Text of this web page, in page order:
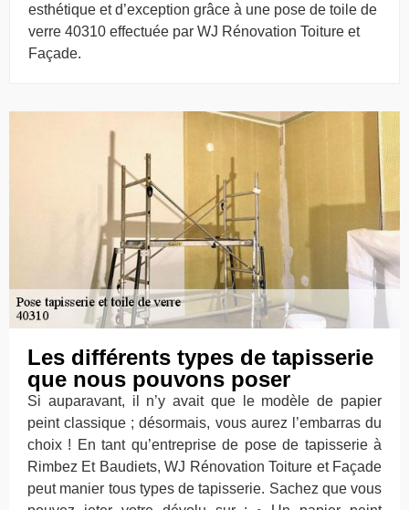
esthétique et d’exception grâce à une pose de toile de
verre 40310 effectuée par WJ Rénovation Toiture et
Façade.
Les différents types de tapisserie
que nous pouvons poser
Si auparavant, il n’y avait que le modèle de papier
peint classique ; désormais, vous aurez l’embarras du
choix ! En tant qu’entreprise de pose de tapisserie à
Rimbez Et Baudiets, WJ Rénovation Toiture et Façade
peut manier tous types de tapisserie. Sachez que vous